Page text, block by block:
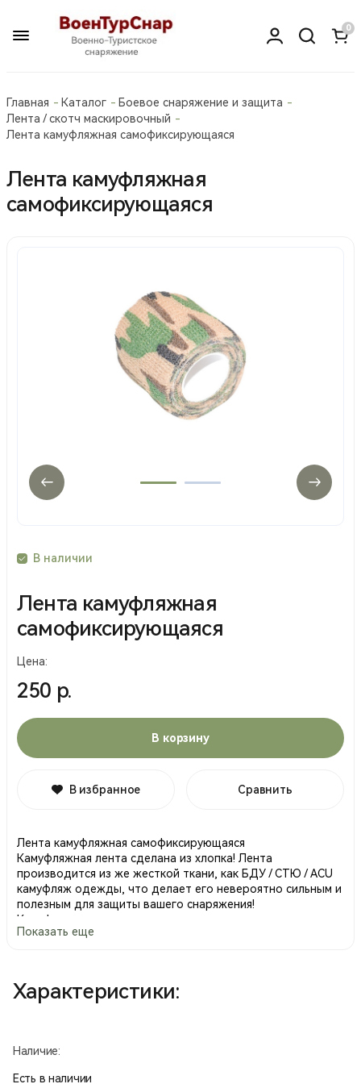
0
Главная Каталог
Боевое снаряжение и защита
Лента / скотч маскировочный
Лента камуфляжная самофиксирующаяся
Лента камуфляжная
самофиксирующаяся
В наличии
Лента камуфляжная
самофиксирующаяся
Цена:
250 р.
В корзину
В избранное Сравнить
Лента камуфляжная самофиксирующаяся
Камуфляжная лента сделана из хлопка! Лента
производится из же жесткой ткани, как БДУ / СТЮ / ACU
камуфляж одежды, что делает его невероятно сильным и
полезным для защиты вашего снаряжения!
Камуфляжная лента идеально подходит для
пейнтбольных маркеров, ружья, винтовки, Луки, области,
счет более сокрытия, и может также тихо лязг передач,
предотвращения царапин, уменьшить блики и защиты
он предотвращает проскальзывание оборудования на
скалах, крутой рельеф и гладких поверхностей. Ключевые
Показать еще
Характеристики:
Наличие:
Есть в наличии